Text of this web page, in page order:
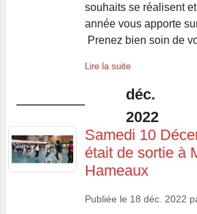
souhaits se réalisent
année vous apporte
Prenez bien soin de
Lire la suite
déc.
2022
Samedi 10
était de sortie à
Hameaux
Publiée le 18 déc. 2022